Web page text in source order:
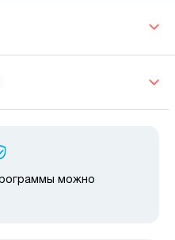
можно